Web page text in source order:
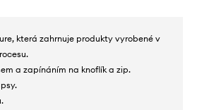
která zahrnuje produkty vyrobené v
a zapínáním na knoflík a zip.